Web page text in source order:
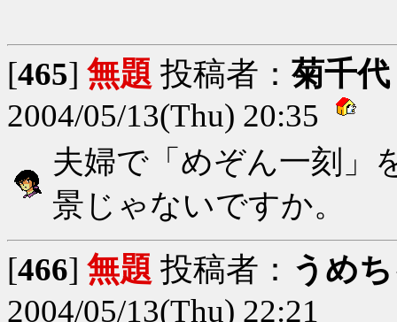
[465] 無題 投稿者： 菊千代
2004/05/13(Thu) 20:35
夫婦で「めぞん一刻」
景じゃないですか。
[466] 無題 投稿者： うめ
2004/05/13(Thu) 22:21